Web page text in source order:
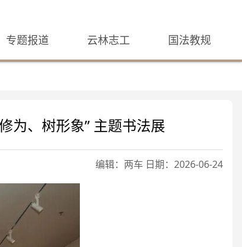
专题报道 云林志工 国法教规
为、树形象” 主题书法展
编辑：两车 日期：2026-06-24